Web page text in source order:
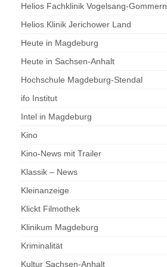
Helios Fachklinik Vogelsang-Gommern
Helios Klinik Jerichower Land
Heute in Magdeburg
Heute in Sachsen-Anhalt
Hochschule Magdeburg-Stendal
ifo Institut
Intel in Magdeburg
Kino
Kino-News mit Trailer
Klassik – News
Kleinanzeige
Klickt Filmothek
Klinikum Magdeburg
Kriminalität
Kultur Sachsen-Anhalt